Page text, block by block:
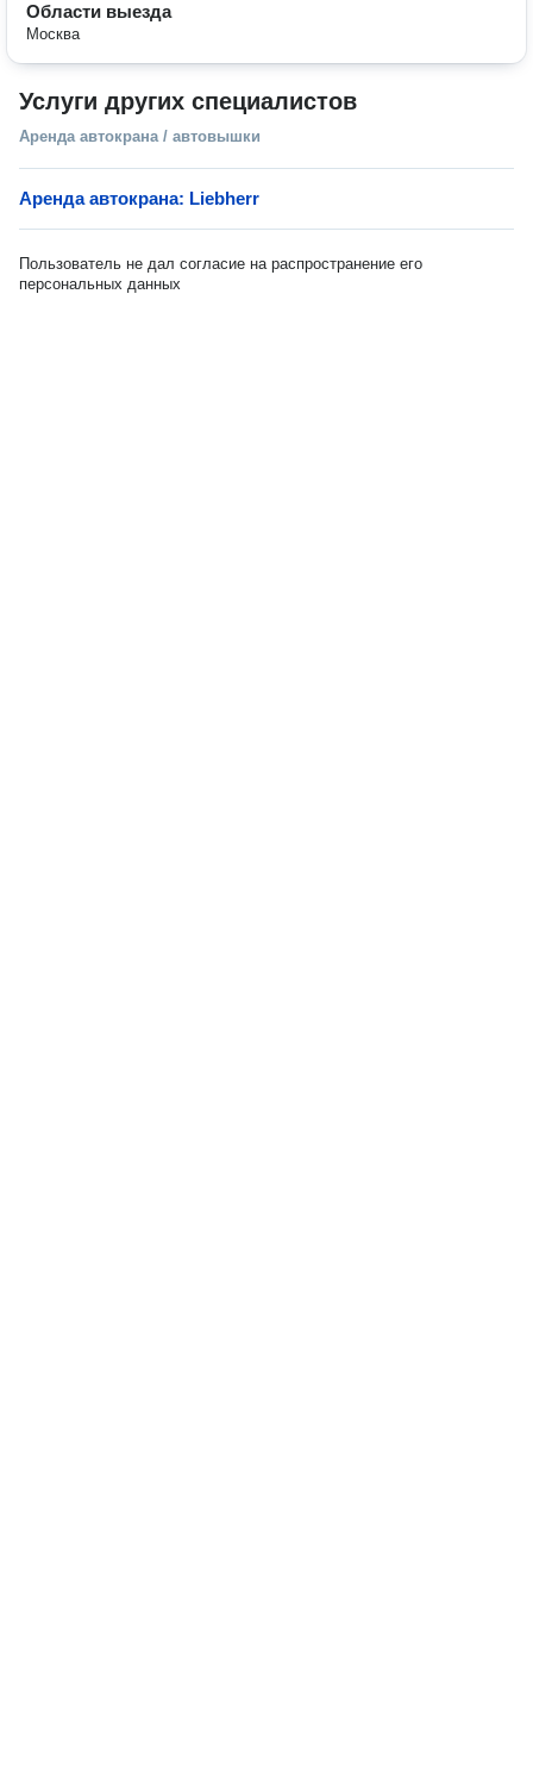
Области выезда
Москва
Услуги других специалистов
Аренда автокрана / автовышки
Аренда автокрана: Liebherr
Пользователь не дал согласие на распространение его
персональных данных